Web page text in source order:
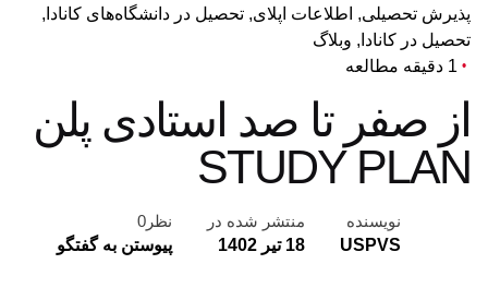
پذیرش تحصیلی اطلاعات اپلای تحصیل در دانشگاه‌های کانادا
تحصیل در کانادا
وبلاگ
1 دقیقه مطالعه
از صفر تا صد استادی پلن
STUDY PLAN
نویسنده
USPVS
منتشر شده در
18 تیر 1402
نظر0
پیوستن به گفتگو